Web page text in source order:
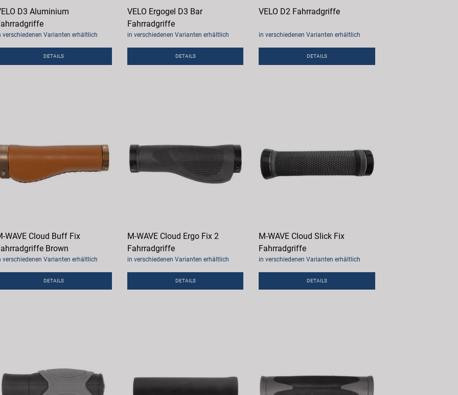
D3 Aluminium
verschiedenen Varianten erhältlich
DETAILS
VELO Ergogel D3 Bar
Fahrradgriffe
in verschiedenen Varianten erhältlich
DETAILS
VELO D2 Fahrradgriffe
in verschiedenen Varianten erhältlich
DETAILS
WAVE Cloud Buff Fix
Brown
verschiedenen Varianten erhältlich
DETAILS
M-WAVE Cloud Ergo Fix 2
Fahrradgriffe
in verschiedenen Varianten erhältlich
DETAILS
M-WAVE Cloud Slick Fix
Fahrradgriffe
in verschiedenen Varianten erhältlich
DETAILS